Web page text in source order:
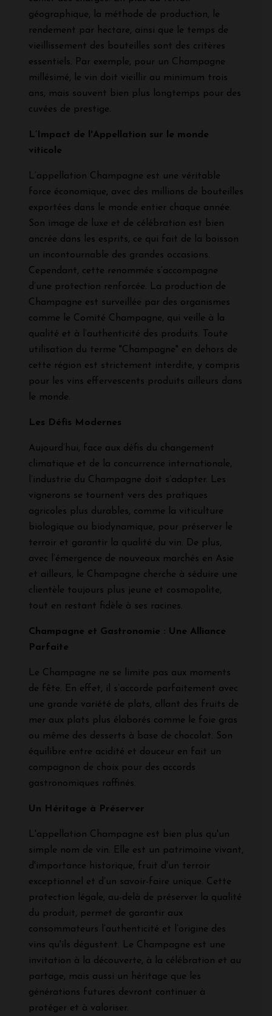
géographique, la méthode de production, le
rendement par hectare, ainsi que le temps de
vieillissement des bouteilles sont des critères
essentiels. Par exemple, pour un Champagne
millésimé, le vin doit vieillir au minimum trois
ans, mais souvent bien plus longtemps pour des
cuvées de prestige.
L’Impact de l'Appellation sur le monde
viticole
L’appellation Champagne est une véritable
force économique, avec des millions de bouteilles
exportées dans le monde entier chaque année.
Son image de luxe et de célébration est bien
ancrée dans les esprits, ce qui fait de la boisson
un incontournable des grandes occasions.
Cependant, cette renommée s’accompagne
d’une protection renforcée. La production de
Champagne est surveillée par des organismes
comme le Comité Champagne, qui veille à la
qualité et à l’authenticité des produits. Toute
utilisation du terme "Champagne" en dehors de
cette région est strictement interdite, y compris
pour les vins effervescents produits ailleurs dans
le monde.
Les Défis Modernes
Aujourd’hui, face aux défis du changement
climatique et de la concurrence internationale,
l’industrie du Champagne doit s’adapter. Les
vignerons se tournent vers des pratiques
agricoles plus durables, comme la viticulture
biologique ou biodynamique, pour préserver le
terroir et garantir la qualité du vin. De plus,
avec l’émergence de nouveaux marchés en Asie
et ailleurs, le Champagne cherche à séduire une
clientèle toujours plus jeune et cosmopolite,
tout en restant fidèle à ses racines.
Champagne et Gastronomie : Une Alliance
Parfaite
Le Champagne ne se limite pas aux moments
de fête. En effet, il s’accorde parfaitement avec
une grande variété de plats, allant des fruits de
mer aux plats plus élaborés comme le foie gras
ou même des desserts à base de chocolat. Son
équilibre entre acidité et douceur en fait un
compagnon de choix pour des accords
gastronomiques raffinés.
Un Héritage à Préserver
L'appellation Champagne est bien plus qu'un
simple nom de vin. Elle est un patrimoine vivant,
d'importance historique, fruit d'un terroir
exceptionnel et d’un savoir-faire unique. Cette
protection légale, au-delà de préserver la qualité
du produit, permet de garantir aux
consommateurs l’authenticité et l’origine des
vins qu'ils dégustent. Le Champagne est une
invitation à la découverte, à la célébration et au
partage, mais aussi un héritage que les
générations futures devront continuer à
protéger et à valoriser.